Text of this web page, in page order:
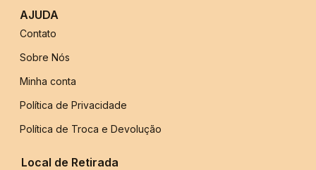
AJUDA
Contato
Sobre Nós
Minha conta
Política de Privacidade
Política de Troca e Devolução
Local de Retirada